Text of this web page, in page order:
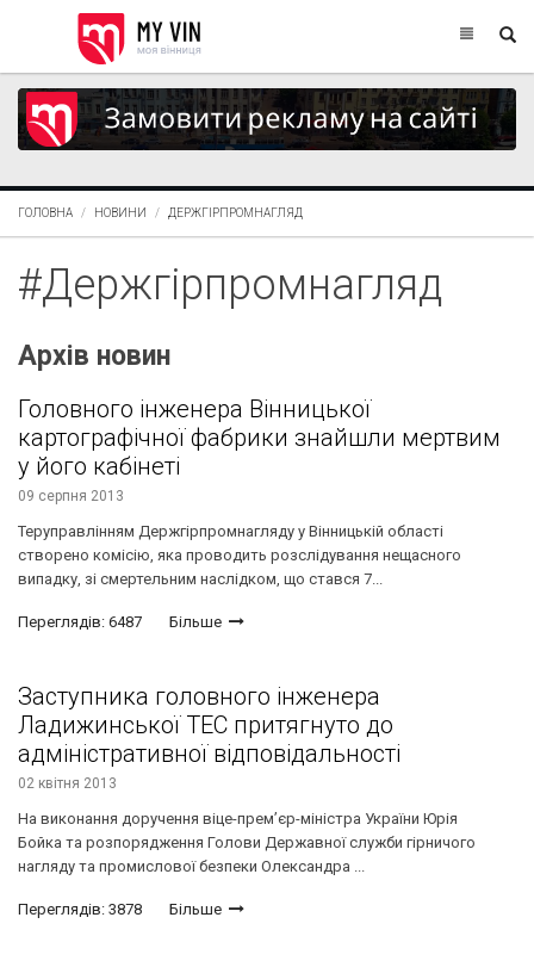
ГОЛОВНА НОВИНИ ДЕРЖГІРПРОМНАГЛЯД
#Держгірпромнагляд
Архів новин
Головного інженера Вінницької
картографічної фабрики знайшли мертвим
у його кабінеті
09 серпня 2013
Теруправлінням Держгірпромнагляду у Вінницькій області
створено комісію, яка проводить розслідування нещасного
випадку, зі смертельним наслідком, що стався 7...
Переглядів: 6487 Більше
Заступника головного інженера
Ладижинської ТЕС притягнуто до
адміністративної відповідальності
02 квітня 2013
На виконання доручення віце-прем’єр-міністра України Юрія
Бойка та розпорядження Голови Державної служби гірничого
нагляду та промислової безпеки Олександра ...
Переглядів: 3878 Більше